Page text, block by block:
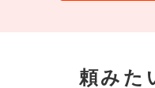
頼みた